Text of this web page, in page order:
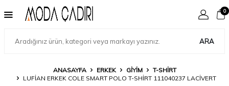
ARA
0
ANASAYFA ERKEK GIYIM
T-SHIRT
LUFIAN ERKEK COLE SMART POLO T-SHIRT 111040237 LACIVERT